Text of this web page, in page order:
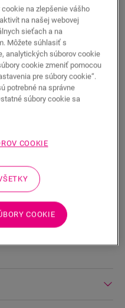
zabudované v zadnej časti
jednoducho
One4All Glue alebo s
odporúčame
súpravou Hydrokit a
taktiež dostupná
na zlepšenie vášho
na našej webovej
sieťach a na
Môžete súhlasiť s
analytických súborov cookie
cookie zmeniť pomocou
pre súbory cookie“.
potrebné na správne
súbory cookie sa
COOKIE
COOKIE